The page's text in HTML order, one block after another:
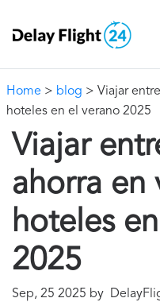
Home > blog > Viajar
hoteles en el verano 2025
Viajar
ahorra en
hoteles
2025
Sep, 25 2025 by